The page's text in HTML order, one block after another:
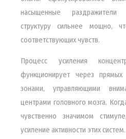
насыщенные раздражители
структуру сильнее мощно,
соответствующих чувств.
Процесс усиления
функционирует через
зонами, управляющими
центрами головного мозга.
чувственно значимом
усиление активности этих систем.